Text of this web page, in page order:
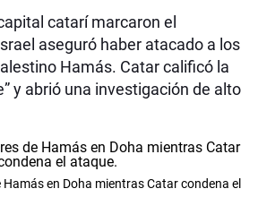
catarí marcaron el
aseguró haber atacado a los
Hamás. Catar calificó la
y abrió una investigación de alto
en Doha mientras Catar condena el